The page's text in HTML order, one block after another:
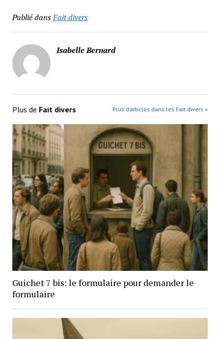
Publié dansFait divers
Isabelle Bernard
Plus de Fait divers Plus d’articles dans les Fait divers »
Guichet 7 bis: le formulaire pour demander le
formulaire